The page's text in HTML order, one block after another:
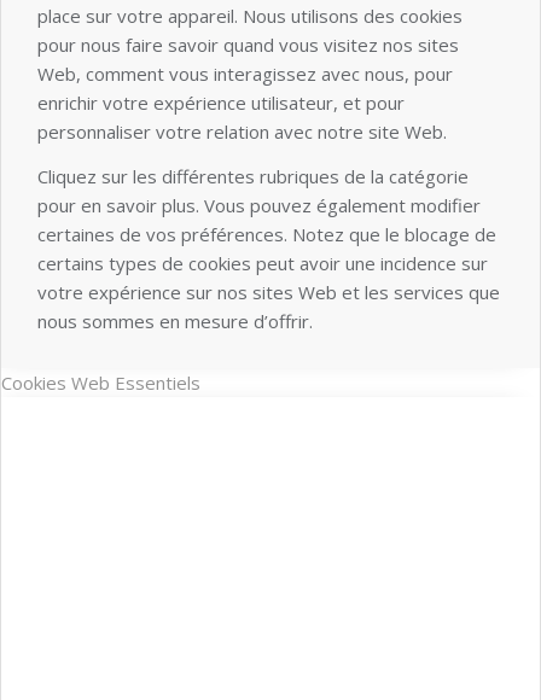
place sur votre appareil. Nous utilisons des cookies
pour nous faire savoir quand vous visitez nos sites
Web, comment vous interagissez avec nous, pour
enrichir votre expérience utilisateur, et pour
personnaliser votre relation avec notre site Web.
Cliquez sur les différentes rubriques de la catégorie
pour en savoir plus. Vous pouvez également modifier
certaines de vos préférences. Notez que le blocage de
certains types de cookies peut avoir une incidence sur
votre expérience sur nos sites Web et les services que
nous sommes en mesure d’offrir.
Cookies Web Essentiels